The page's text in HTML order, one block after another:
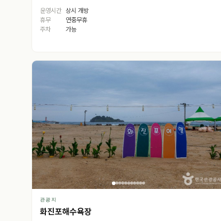
운영시간 상시 개방
휴무
연중무휴
주차
가능
관광지
화진포해수욕장